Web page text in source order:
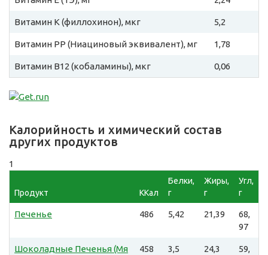
Витамин К (филлохинон), мкг 5,2
Витамин PP (Ниациновый эквивалент), мг 1,78
Витамин B12 (кобаламины), мкг 0,06
Калорийность и химический состав
других продуктов
1
Продукт ККал
Белки,
г
Жиры,
г
Угл,
г
Печенье 486 5,42 21,39
68,
97
Шоколадные Печенья (Мя
458 3,5 24,3
59,